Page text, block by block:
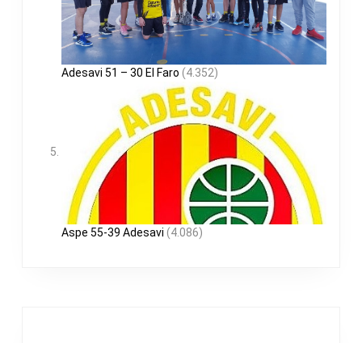
Adesavi 51 – 30 El Faro (4.352)
Aspe 55-39 Adesavi (4.086)